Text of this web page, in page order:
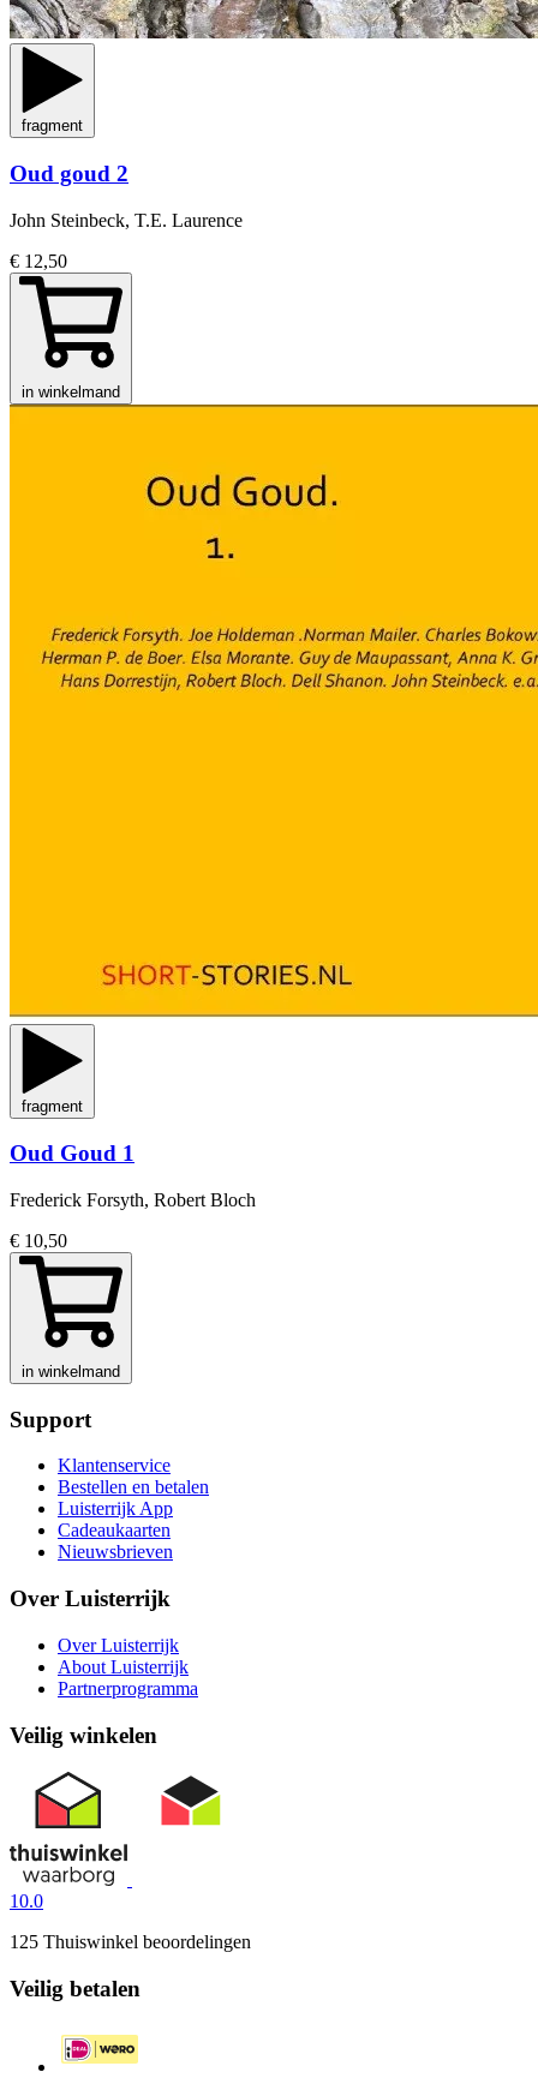
fragment
Oud goud 2
John Steinbeck, T.E. Laurence
€ 12,50
in winkelmand
fragment
Oud Goud 1
Frederick Forsyth, Robert Bloch
€ 10,50
in winkelmand
Support
Klantenservice
Bestellen en betalen
Luisterrijk App
Cadeaukaarten
Nieuwsbrieven
Over Luisterrijk
Over Luisterrijk
About Luisterrijk
Partnerprogramma
Veilig winkelen
10.0
125 Thuiswinkel beoordelingen
Veilig betalen